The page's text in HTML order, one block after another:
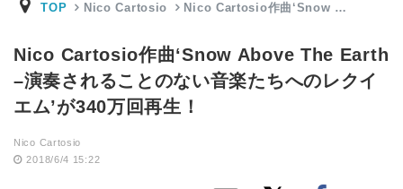
TOP Nico Cartosio Nico Cartosio作曲‘Snow …
Nico Cartosio作曲‘Snow Above The Earth
–演奏されることのない音楽たちへのレクイ
エム’が340万回再生！
Nico Cartosio
2018/6/4 15:22